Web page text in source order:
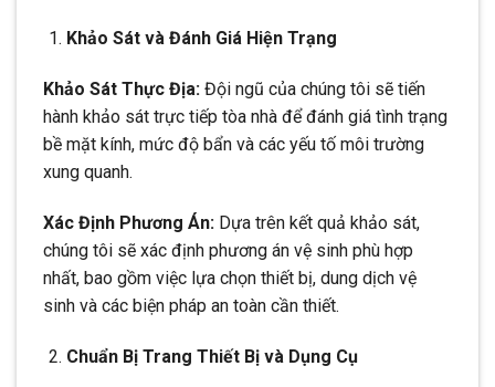
Khảo Sát và Đánh Giá Hiện Trạng
Khảo Sát Thực Địa: Đội ngũ của chúng tôi sẽ tiến
hành khảo sát trực tiếp tòa nhà để đánh giá tình trạng
bề mặt kính, mức độ bẩn và các yếu tố môi trường
xung quanh.
Xác Định Phương Án: Dựa trên kết quả khảo sát,
chúng tôi sẽ xác định phương án vệ sinh phù hợp
nhất, bao gồm việc lựa chọn thiết bị, dung dịch vệ
sinh và các biện pháp an toàn cần thiết.
Chuẩn Bị Trang Thiết Bị và Dụng Cụ